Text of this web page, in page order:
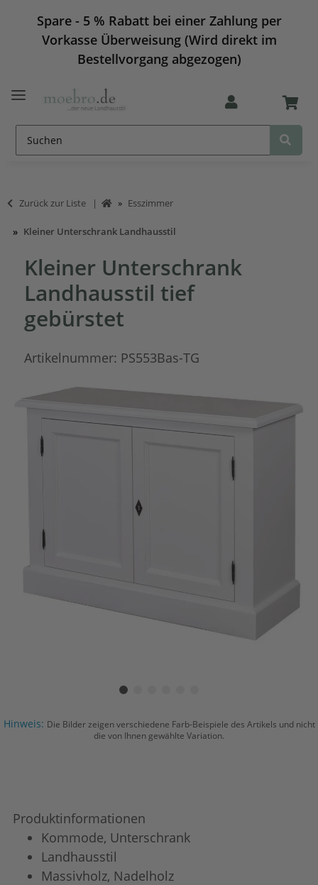
Spare - 5 % Rabatt bei einer Zahlung per
Vorkasse Überweisung (Wird direkt im
Bestellvorgang abgezogen)
Zurück zur Liste Esszimmer
Kleiner Unterschrank Landhausstil
Kleiner Unterschrank
Landhausstil tief
gebürstet
Artikelnummer: PS553Bas-TG
Hinweis: Die Bilder zeigen verschiedene Farb-Beispiele des Artikels und nicht
die von Ihnen gewählte Variation.
Produktinformationen
Kommode, Unterschrank
Landhausstil
Massivholz, Nadelholz